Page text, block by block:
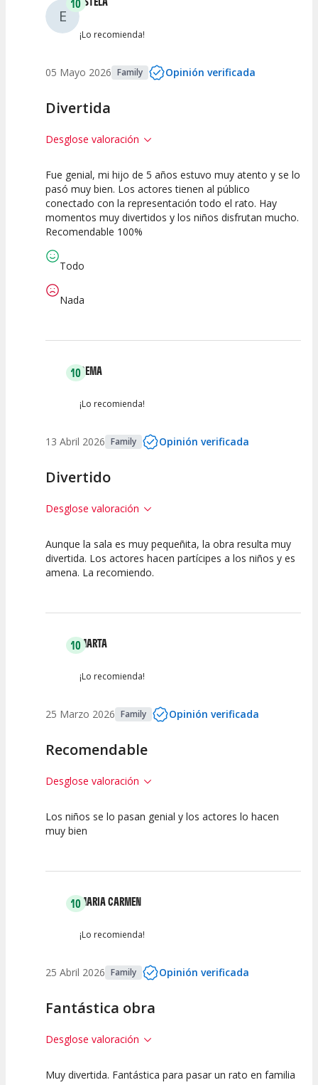
E
10
¡Lo recomienda!
05 Mayo 2026 Family Opinión verificada
Divertida
Desglose valoración
10
Calidad del
Espectáculo
10
Puesta en
Escena
10
Interpretación
artística
Fue genial, mi hijo de 5 años estuvo muy atento y se lo
pasó muy bien. Los actores tienen al público
conectado con la representación todo el rato. Hay
momentos muy divertidos y los niños disfrutan mucho.
Recomendable 100%
Todo
Nada
10GEMA
¡Lo recomienda!
13 Abril 2026 Family Opinión verificada
Divertido
Desglose valoración
10
Calidad del
10
Puesta en
10
Aunque la sala es muy pequeñita, la obra resulta muy
divertida. Los actores hacen partícipes a los niños y es
amena. La recomiendo.
10MARTA
¡Lo recomienda!
25 Marzo 2026 Family Opinión verificada
Recomendable
Desglose valoración
10 10 10
Los niños se lo pasan genial y los actores lo hacen
muy bien
10MARIA CARMEN
¡Lo recomienda!
25 Abril 2026 Family Opinión verificada
Fantástica obra
Desglose valoración
10 10 10
Muy divertida. Fantástica para pasar un rato en familia